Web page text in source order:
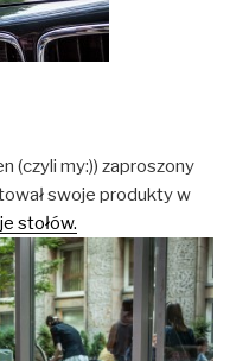
(czyli my:)) zaproszony
swoje produkty w
stołów.